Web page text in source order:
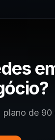
de 90